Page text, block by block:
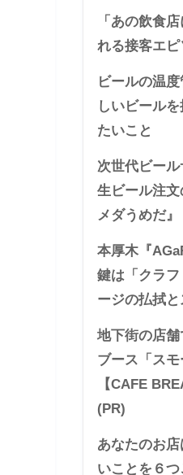
「あの飲食
れる接客エ
ビールの温
しいビール
たいこと
次世代ビー
生ビール注
メダうめだ』
本厚木『
鍵は「クラ
ージの払拭
地下街の店
ブース「ス
【CAFE
(PR)
あなたのお
いことを６つ